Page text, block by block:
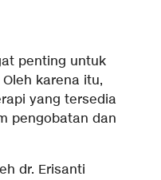
penting untuk
karena itu,
yang tersedia
pengobatan dan
dr. Erisanti